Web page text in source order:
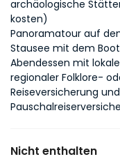
archäologische
kosten)
Panoramatour auf
Stausee mit dem Boot
Abendessen mit
regionaler Folklore-
Reiseversicherung
Nicht enthalten